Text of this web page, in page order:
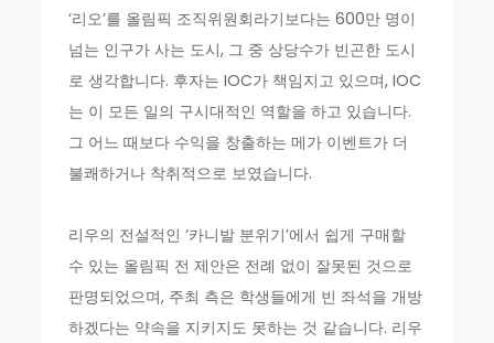
‘리오’를 올림픽 조직위원회라기보다는 600만 명이
넘는 인구가 사는 도시, 그 중 상당수가 빈곤한 도시
로 생각합니다. 후자는 IOC가 책임지고 있으며, IOC
는 이 모든 일의 구시대적인 역할을 하고 있습니다.
그 어느 때보다 수익을 창출하는 메가 이벤트가 더
불쾌하거나 착취적으로 보였습니다.
리우의 전설적인 ‘카니발 분위기’에서 쉽게 구매할
수 있는 올림픽 전 제안은 전례 없이 잘못된 것으로
판명되었으며, 주최 측은 학생들에게 빈 좌석을 개방
하겠다는 약속을 지키지도 못하는 것 같습니다. 리우